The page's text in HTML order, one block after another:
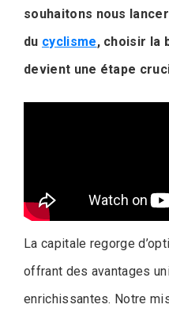
souhaitons nous
du cyclisme, choisir la
devient une étape
La capitale regorge
offrant des avantages
enrichissantes. Notre